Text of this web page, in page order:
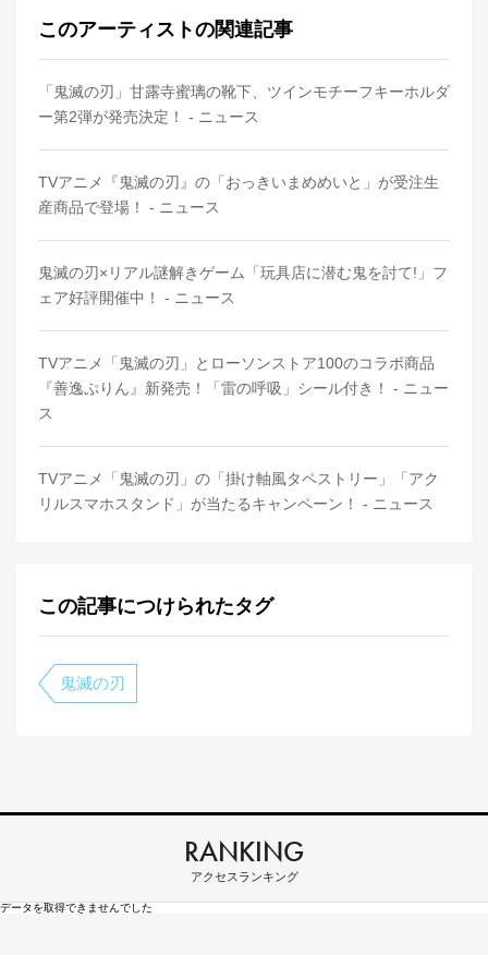
このアーティストの関連記事
「鬼滅の刃」甘露寺蜜璃の靴下、ツインモチーフキーホルダ
ー第2弾が発売決定！ - ニュース
TVアニメ『鬼滅の刃』の「おっきいまめめいと」が受注生
産商品で登場！ - ニュース
鬼滅の刃×リアル謎解きゲーム「玩具店に潜む鬼を討て!」フ
ェア好評開催中！ - ニュース
TVアニメ「鬼滅の刃」とローソンストア100のコラボ商品
『善逸ぷりん』新発売！「雷の呼吸」シール付き！ - ニュー
ス
TVアニメ「鬼滅の刃」の「掛け軸風タペストリー」「アク
リルスマホスタンド」が当たるキャンペーン！ - ニュース
この記事につけられたタグ
鬼滅の刃
RANKING
アクセスランキング
データを取得できませんでした